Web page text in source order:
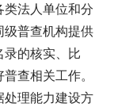
法人单位和分
普查机构提供
的核实、比
查相关工作。
理能力建设方